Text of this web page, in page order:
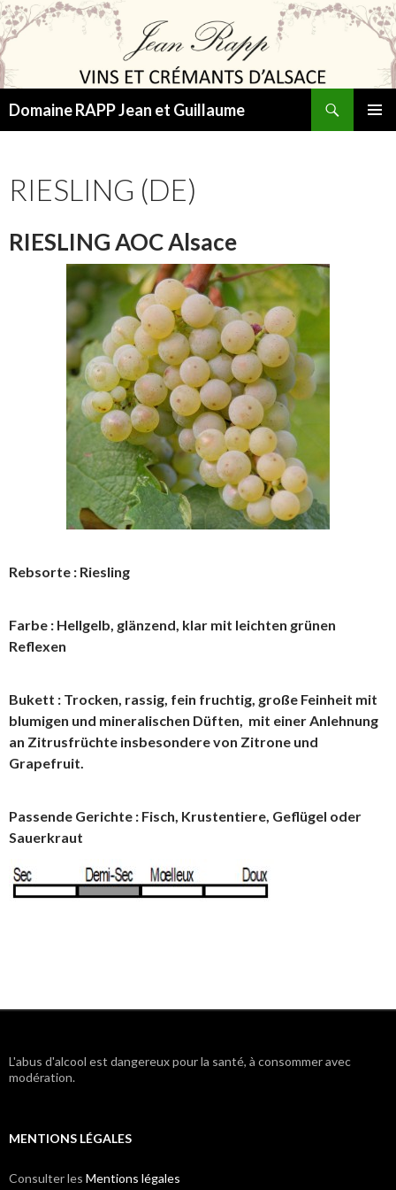
Domaine RAPP Jean et Guillaume
RIESLING (DE)
RIESLING AOC Alsace
Rebsorte : Riesling
Farbe : Hellgelb, glänzend, klar mit leichten grünen
Reflexen
Bukett : Trocken, rassig, fein fruchtig, große Feinheit mit
blumigen und mineralischen Düften, mit einer Anlehnung
an Zitrusfrüchte insbesondere von Zitrone und
Grapefruit.
Passende Gerichte : Fisch, Krustentiere, Geflügel oder
Sauerkraut
L'abus d'alcool est dangereux pour la santé, à consommer avec
modération.
MENTIONS LÉGALES
Consulter les Mentions légales